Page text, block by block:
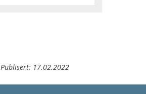
Publisert: 17.02.2022